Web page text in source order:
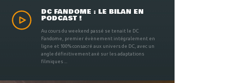
DC FANDOME : LE BILAN EN
PODCAST !
Au cours du weekend passé se tenait le DC
Fandome, premier évènement intégralement en
ligne et 100% consacré aux univers de DC, avec un
angle définitivement axé sur les adaptations
filmiques ...